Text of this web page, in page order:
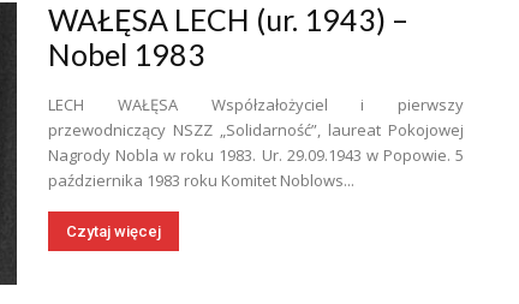
WAŁĘSA LECH (ur. 1943) –
Nobel 1983
LECH WAŁĘSA Współzałożyciel i pierwszy
przewodniczący NSZZ „Solidarność”, laureat Pokojowej
Nagrody Nobla w roku 1983. Ur. 29.09.1943 w Popowie. 5
października 1983 roku Komitet Noblows...
Czytaj więcej